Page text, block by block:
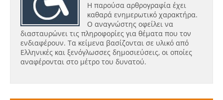
Η παρούσα αρθρογραφία έχει
καθαρά ενημερωτικό χαρακτήρα.
Ο αναγνώστης οφείλει να
διασταυρώνει τις πληροφορίες για θέματα που τον
ενδιαφέρουν. Τα κείμενα βασίζονται σε υλικό από
Ελληνικές και ξενόγλωσσες δημοσιεύσεις, οι οποίες
αναφέρονται στο μέτρο του δυνατού.